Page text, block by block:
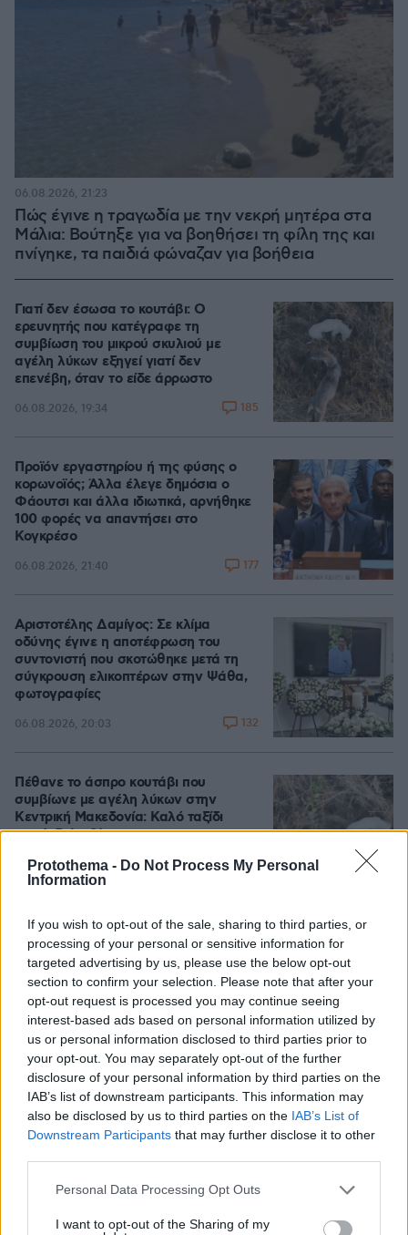
Protothema - Do Not Process My Personal
Information
If you wish to opt-out of the sale, sharing to third parties, or
processing of your personal or sensitive information for
targeted advertising by us, please use the below opt-out
section to confirm your selection. Please note that after your
opt-out request is processed you may continue seeing
interest-based ads based on personal information utilized by
us or personal information disclosed to third parties prior to
your opt-out. You may separately opt-out of the further
disclosure of your personal information by third parties on the
IAB’s list of downstream participants. This information may
also be disclosed by us to third parties on the IAB’s List of
Downstream Participants that may further disclose it to other
Please note that this website/app uses one or more Google
not limited to your visit or usage behaviour. You may click to
Personal Data Processing Opt Outs
I want to opt-out of the Sharing of my
Πώς έγινε η τραγωδία με την νεκρή μητέρα στα
Μάλια: Βούτηξε για να βοηθήσει τη φίλη της και
πνίγηκε, τα παιδιά φώναζαν για βοήθεια
06.08.2026, 21:23
Γιατί δεν έσωσα το κουτάβι: Ο
ερευνητής που κατέγραφε τη
συμβίωση του μικρού σκυλιού με
αγέλη λύκων εξηγεί γιατί δεν
επενέβη, όταν το είδε άρρωστο
06.08.2026, 19:34 185
Προϊόν εργαστηρίου ή της φύσης ο
κορωνοϊός; Άλλα έλεγε δημόσια ο
Φάουτσι και άλλα ιδιωτικά, αρνήθηκε
100 φορές να απαντήσει στο
Κογκρέσο
06.08.2026, 21:40 177
Αριστοτέλης Δαμίγος: Σε κλίμα
οδύνης έγινε η αποτέφρωση του
συντονιστή που σκοτώθηκε μετά τη
σύγκρουση ελικοπτέρων στην Ψάθα,
φωτογραφίες
06.08.2026, 20:03 132
Πέθανε το άσπρο κουτάβι που
συμβίωνε με αγέλη λύκων στην
Κεντρική Μακεδονία: Καλό ταξίδι
μικρέ, δείτε βίντεο
06.08.2026, 16:39 163
Γιώργος Παράσχος: Χαμογελαστός,
δίνει τη μάχη του με τον καρκίνο,
μπήκε στο νοσοκομείο για νέα
θεραπεία
06.08.2026, 18:00 59
Για πέμπτη συνεχόμενη χρονιά στο
ΠΑΓΝΗ ο Βλαδίμηρος Κυριακίδης,
βρέθηκε κοντά στα παιδιά και άκουσε